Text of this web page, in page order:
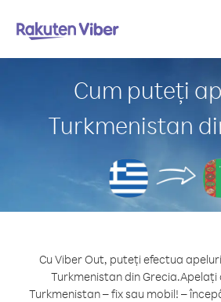
Cum puteți
Turkmenistan
Cu Viber Out, puteți efectua
Turkmenistan din Grecia.Apelați
Turkmenistan – fix sau mobil! –